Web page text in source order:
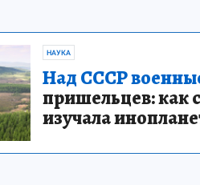
НАУКА
Над СССР
пришельцев: как
изучала